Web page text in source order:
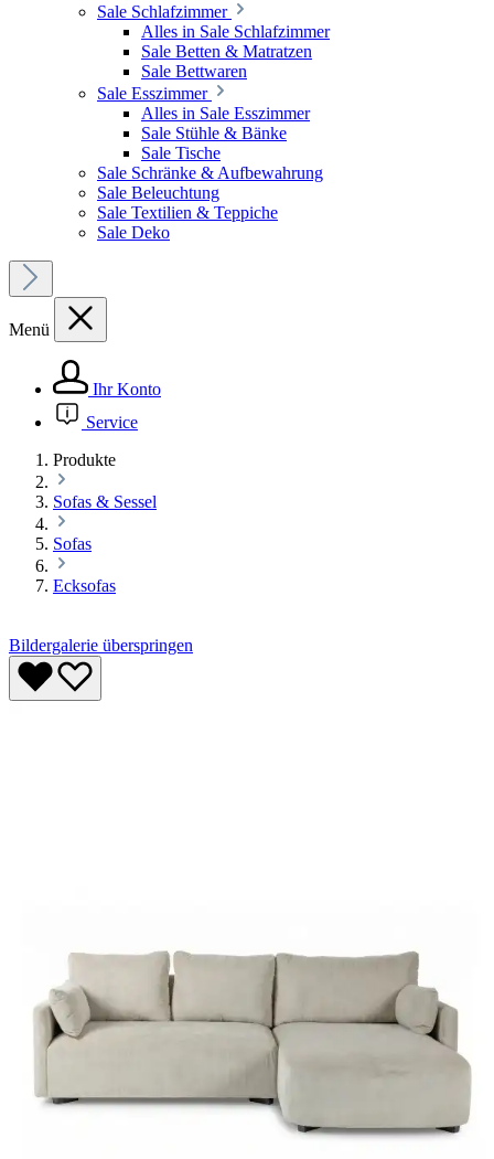
Sale Schlafzimmer
Alles in Sale Schlafzimmer
Sale Betten & Matratzen
Sale Bettwaren
Sale Esszimmer
Alles in Sale Esszimmer
Sale Stühle & Bänke
Sale Tische
Sale Schränke & Aufbewahrung
Sale Beleuchtung
Sale Textilien & Teppiche
Sale Deko
Menü
Ihr Konto
Service
Produkte
Sofas & Sessel
Sofas
Ecksofas
Bildergalerie überspringen